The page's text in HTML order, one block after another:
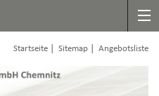
Startseite Sitemap Angebotsliste